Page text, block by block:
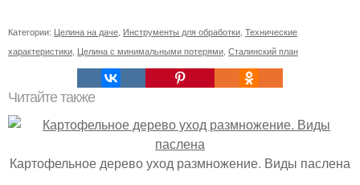
Категории: Целина на даче Инструменты для обработки Технические
характеристики Целина с минимальными потерями Сталинский план
Читайте также
Картофельное дерево уход размножение. Виды паслена